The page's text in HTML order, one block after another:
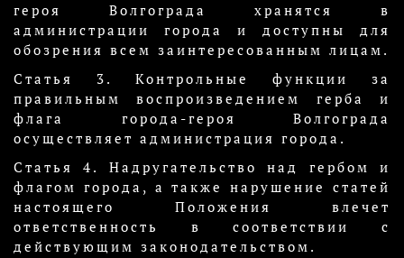
героя Волгограда хранятся в
администрации города и доступны для
обозрения всем заинтересованным лицам.
Статья 3. Контрольные функции за
правильным воспроизведением герба и
флага города-героя Волгограда
осуществляет администрация города.
Статья 4. Надругательство над гербом и
флагом города, а также нарушение статей
настоящего Положения влечет
ответственность в соответствии с
действующим законодательством.